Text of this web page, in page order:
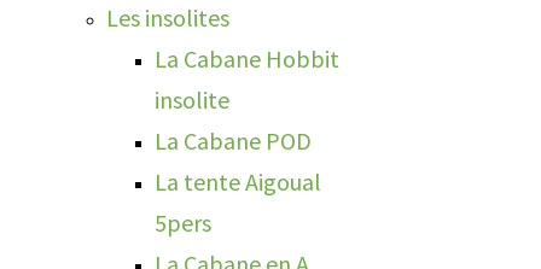
Les insolites
La Cabane Hobbit
insolite
La Cabane POD
La tente Aigoual
5pers